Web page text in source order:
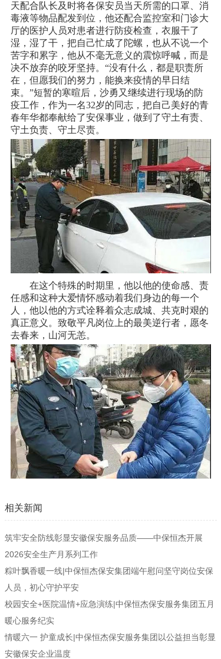
天配合队长及时将各保安员当天所需的口罩、消
毒液等物品配发到位，他还配合监控室和门诊大
厅的医护人员对患者进行防疫检查，衣服干了
湿，湿了干，把自己忙成了陀螺，也从不说一个
苦字和累字，他从不毫无意义的震惊呼喊，而是
决不放弃的咬牙坚持。“没有什么，都是职责所
在，但愿我们的努力，能换来疫情的早日结
束。”短暂的寒暄后，沙勇又继续进行现场的防
疫工作，作为一名32岁的同志，把自己美好的青
春年华都奉献给了安保事业，做到了守土有责、
守土负责、守土尽责。
在这个特殊的时期里，他以他的使命感、责
任感和这种大爱情怀感动着我们身边的每一个
人，他以他的方式诠释着众志成城、共克时艰的
真正意义。致敬平凡岗位上的最美逆行者，愿冬
去春来，山河无恙。
相关新闻
筑牢安全防线彰显安徽保安服务品质——中保恒杰开展
2026安全生产月系列工作
粽叶飘香暖一线|中保恒杰保安集团端午慰问坚守岗位安保
人员，初心守护平安
校园安全+医院温情+应急演练|中保恒杰保安服务集团五月
暖心服务纪实
情暖六一 护童成长|中保恒杰保安服务集团以公益担当彰显
安徽保安企业温度